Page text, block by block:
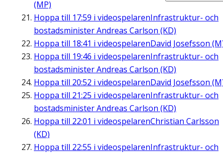
(MP)
Hoppa till 17:59 i videospelarenInfrastruktur- och
bostadsminister Andreas Carlson (KD)
Hoppa till 18:41 i videospelarenDavid Josefsson
Hoppa till 19:46 i videospelarenInfrastruktur- och
bostadsminister Andreas Carlson (KD)
Hoppa till 20:52 i videospelarenDavid Josefsson
Hoppa till 21:25 i videospelarenInfrastruktur- och
bostadsminister Andreas Carlson (KD)
Hoppa till 22:01 i videospelarenChristian Carlsson
(KD)
Hoppa till 22:55 i videospelarenInfrastruktur- och